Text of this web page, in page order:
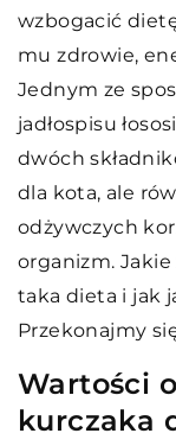
wzbogacić
mu zdrowie,
Jednym ze
jadłospisu
dwóch
dla kota, ale
odżywczych
organizm.
taka dieta i jak
Przekonajmy
Wartości
kurczaka